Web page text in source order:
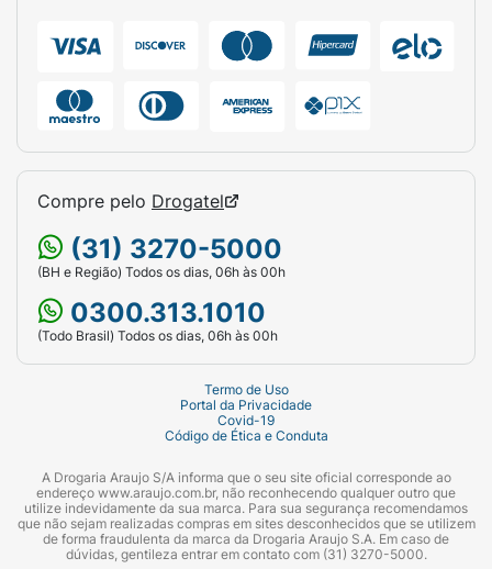
Compre pelo Drogatel
(31) 3270-5000
(BH e Região) Todos os dias, 06h às 00h
0300.313.1010
(Todo Brasil) Todos os dias, 06h às 00h
Termo de Uso
Portal da Privacidade
Covid-19
Código de Ética e Conduta
A Drogaria Araujo S/A informa que o seu site oficial corresponde ao
endereço www.araujo.com.br, não reconhecendo qualquer outro que
utilize indevidamente da sua marca. Para sua segurança recomendamos
que não sejam realizadas compras em sites desconhecidos que se utilizem
de forma fraudulenta da marca da Drogaria Araujo S.A. Em caso de
dúvidas, gentileza entrar em contato com (31) 3270-5000.